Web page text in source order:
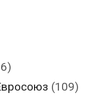
(109)